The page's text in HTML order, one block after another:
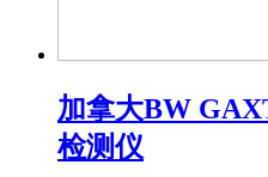
加拿大BW
检测仪